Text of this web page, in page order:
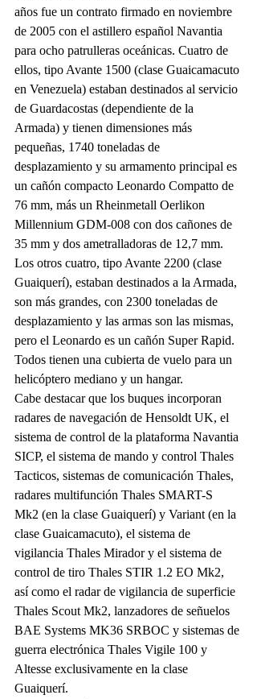
años fue un contrato firmado en noviembre
de 2005 con el astillero español Navantia
para ocho patrulleras oceánicas. Cuatro de
ellos, tipo Avante 1500 (clase Guaicamacuto
en Venezuela) estaban destinados al servicio
de Guardacostas (dependiente de la
Armada) y tienen dimensiones más
pequeñas, 1740 toneladas de
desplazamiento y su armamento principal es
un cañón compacto Leonardo Compatto de
76 mm, más un Rheinmetall Oerlikon
Millennium GDM-008 con dos cañones de
35 mm y dos ametralladoras de 12,7 mm.
Los otros cuatro, tipo Avante 2200 (clase
Guaiquerí), estaban destinados a la Armada,
son más grandes, con 2300 toneladas de
desplazamiento y las armas son las mismas,
pero el Leonardo es un cañón Super Rapid.
Todos tienen una cubierta de vuelo para un
helicóptero mediano y un hangar.
Cabe destacar que los buques incorporan
radares de navegación de Hensoldt UK, el
sistema de control de la plataforma Navantia
SICP, el sistema de mando y control Thales
Tacticos, sistemas de comunicación Thales,
radares multifunción Thales SMART-S
Mk2 (en la clase Guaiquerí) y Variant (en la
clase Guaicamacuto), el sistema de
vigilancia Thales Mirador y el sistema de
control de tiro Thales STIR 1.2 EO Mk2,
así como el radar de vigilancia de superficie
Thales Scout Mk2, lanzadores de señuelos
BAE Systems MK36 SRBOC y sistemas de
guerra electrónica Thales Vigile 100 y
Altesse exclusivamente en la clase
Guaiquerí.